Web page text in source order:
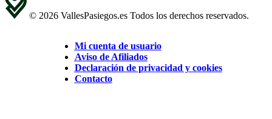
© 2026 VallesPasiegos.es Todos los derechos reservados.
Mi cuenta de usuario
Aviso de Afiliados
Declaración de privacidad y cookies
Contacto